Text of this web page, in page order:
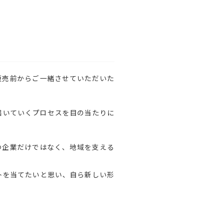
前からご一緒させていただいた
ていくプロセスを目の当たりに
業だけではなく、地域を支える
当てたいと思い、自ら新しい形